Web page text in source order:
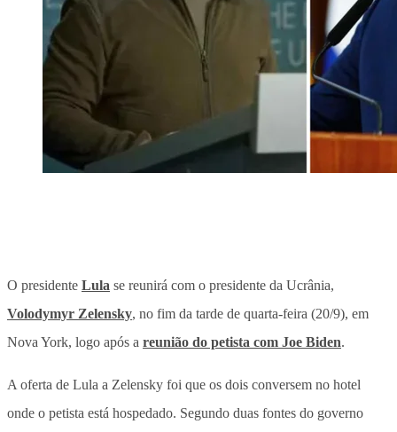
O presidente Lula se reunirá com o presidente da Ucrânia,
Volodymyr Zelensky, no fim da tarde de quarta-feira (20/9), em
Nova York, logo após a reunião do petista com Joe Biden.
A oferta de Lula a Zelensky foi que os dois conversem no hotel
onde o petista está hospedado. Segundo duas fontes do governo